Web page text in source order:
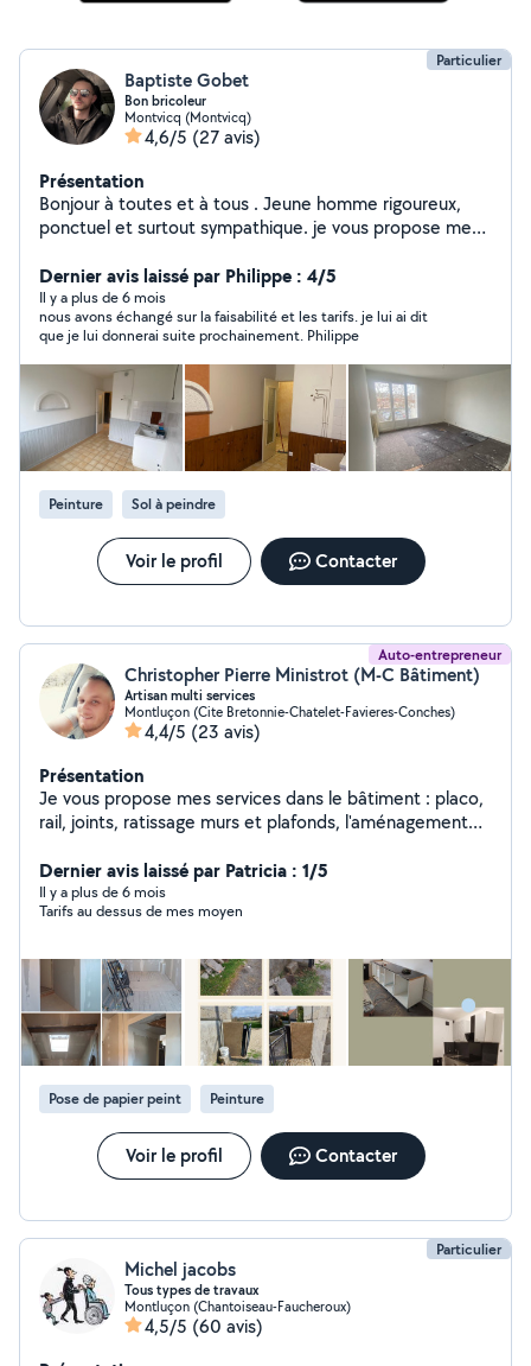
Particulier
Baptiste Gobet
Bon bricoleur
Montvicq (Montvicq)
4,6/5 (27 avis)
Présentation
Bonjour à toutes et à tous . Jeune homme rigoureux,
ponctuel et surtout sympathique. je vous propose mes
haie, désherbage, debrousaillage...) ainsi que le
bricolage intérieur(peinture murs et plafonds, ratissage
à l'enduit, bande à placo pose de parquet flottant,
faïence, pierre de parement, montage de meubles etc
)et extérieur ( peinture volets, karcher...) je reste à
votre disposition pour toutes questions ou demande .
Bonne journée à tous .
Dernier avis laissé par Philippe : 4/5
Il y a plus de 6 mois
nous avons échangé sur la faisabilité et les tarifs. je lui ai dit
que je lui donnerai suite prochainement. Philippe
Peinture Sol à peindre
Voir le profil Contacter
Auto-entrepreneur
Christopher Pierre Ministrot (M-C Bâtiment)
Artisan multi services
Montluçon (Cite Bretonnie-Chatelet-Favieres-Conches)
4,4/5 (23 avis)
Présentation
Je vous propose mes services dans le bâtiment : placo,
rail, joints, ratissage murs et plafonds, l'aménagement
plafonds ( peinture, papier peint, crépis intérieur, cire
intérieure, carrelage, pose de fausses pierres
apparentes et fausses briques, pose de parement,
sanitaire, dalle, terrasse, petite démolition, création ou
modification d'une cuisine... ainsi que touts petits
travaux de bricolage, montage de meubles, évacuation
à la déchetterie (meubles, électroménager, literie,
déchets verts).
Dernier avis laissé par Patricia : 1/5
Il y a plus de 6 mois
Tarifs au dessus de mes moyen
Pose de papier peint Peinture
Voir le profil Contacter
Particulier
Michel jacobs
Tous types de travaux
Montluçon (Chantoiseau-Faucheroux)
4,5/5 (60 avis)